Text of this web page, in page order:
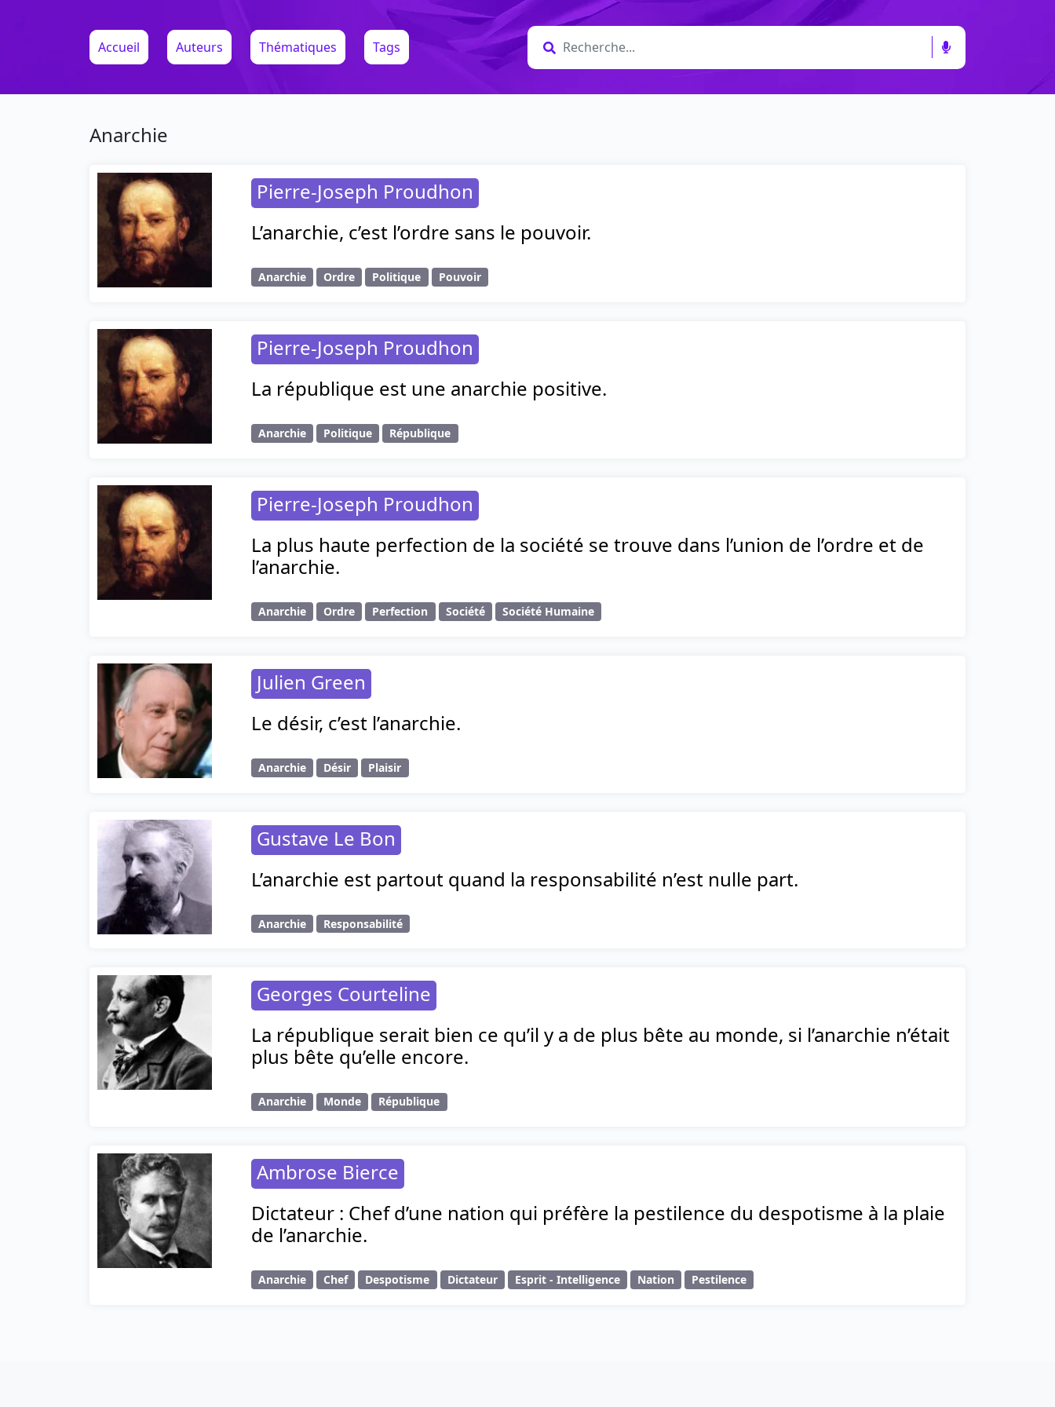
Accueil Auteurs Thématiques Tags
Anarchie
Pierre-Joseph Proudhon
L’anarchie, c’est l’ordre sans le pouvoir.
Anarchie Ordre Politique Pouvoir
Pierre-Joseph Proudhon
La république est une anarchie positive.
Anarchie Politique République
Pierre-Joseph Proudhon
La plus haute perfection de la société se trouve dans l’union de l’ordre et de
l’anarchie.
Anarchie Ordre Perfection Société Société Humaine
Julien Green
Le désir, c’est l’anarchie.
Anarchie Désir Plaisir
Gustave Le Bon
L’anarchie est partout quand la responsabilité n’est nulle part.
Anarchie Responsabilité
Georges Courteline
La république serait bien ce qu’il y a de plus bête au monde, si l’anarchie n’était
plus bête qu’elle encore.
Anarchie Monde République
Ambrose Bierce
Dictateur : Chef d’une nation qui préfère la pestilence du despotisme à la plaie
de l’anarchie.
Anarchie Chef Despotisme Dictateur Esprit - Intelligence Nation Pestilence